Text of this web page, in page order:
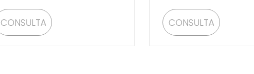
aluminio EKD6
CONSULTA
CONSULTA